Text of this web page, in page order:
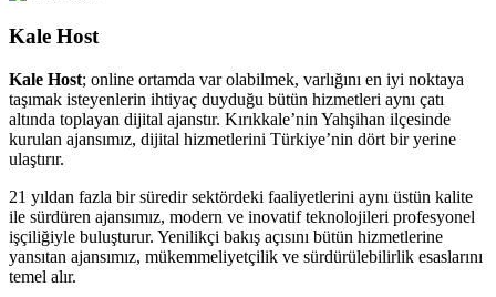
Kale Host
Kale Host; online ortamda var olabilmek, varlığını en iyi noktaya
taşımak isteyenlerin ihtiyaç duyduğu bütün hizmetleri aynı çatı
altında toplayan dijital ajanstır. Kırıkkale’nin Yahşihan ilçesinde
kurulan ajansımız, dijital hizmetlerini Türkiye’nin dört bir yerine
ulaştırır.
21 yıldan fazla bir süredir sektördeki faaliyetlerini aynı üstün kalite
ile sürdüren ajansımız, modern ve inovatif teknolojileri profesyonel
işçiliğiyle buluşturur. Yenilikçi bakış açısını bütün hizmetlerine
yansıtan ajansımız, mükemmeliyetçilik ve sürdürülebilirlik esaslarını
temel alır.